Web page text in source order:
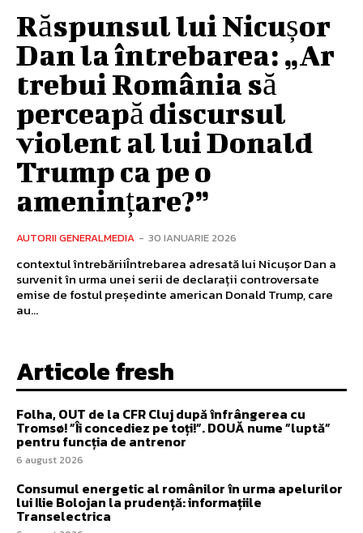
Răspunsul lui Nicușor
Dan la întrebarea: „Ar
trebui România să
perceapă discursul
violent al lui Donald
Trump ca pe o
amenințare?”
AUTORII GENERALMEDIA - 30 IANUARIE 2026
contextul întrebăriiÎntrebarea adresată lui Nicușor Dan a
survenit în urma unei serii de declarații controversate
emise de fostul președinte american Donald Trump, care
au...
Articole fresh
Folha, OUT de la CFR Cluj după înfrângerea cu
Tromsø! ”Îi concediez pe toți!”. DOUĂ nume ”luptă”
pentru funcția de antrenor
6 august 2026
Consumul energetic al românilor în urma apelurilor
lui Ilie Bolojan la prudență: informațiile
Transelectrica